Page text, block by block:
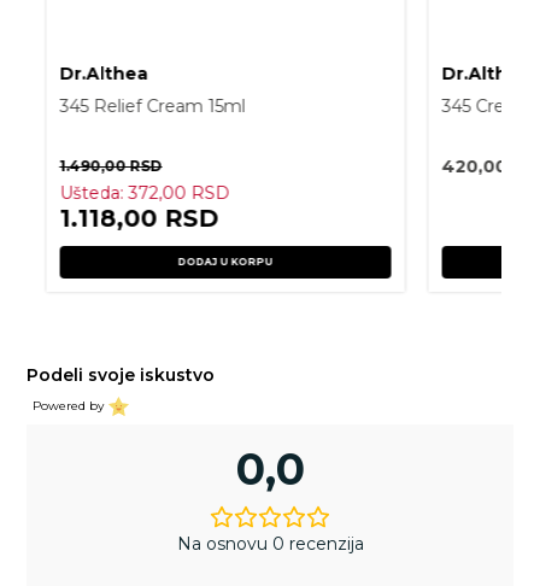
Dr.Althea
345 Relief Cream 15ml
1.490,00RSD
Ušteda:372,00 RSD
1.118,00 RSD
DODAJ U KORPU
Dr.Althea
345 Cream
420,00
Podeli svoje iskustvo
Powered by
0,0
Na osnovu 0 recenzija